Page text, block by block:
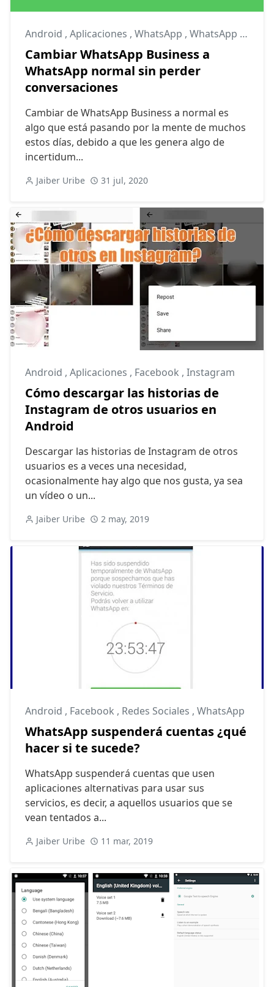
Android , Aplicaciones , WhatsApp , WhatsApp bloqueado
Cambiar WhatsApp Business a
WhatsApp normal sin perder
conversaciones
Cambiar de WhatsApp Business a normal es
algo que está pasando por la mente de muchos
estos días, debido a que les genera algo de
incertidum...
Jaiber Uribe 31 jul, 2020
Android , Aplicaciones , Facebook , Instagram
Cómo descargar las historias de
Instagram de otros usuarios en
Android
Descargar las historias de Instagram de otros
usuarios es a veces una necesidad,
ocasionalmente hay algo que nos gusta, ya sea
un vídeo o un...
Jaiber Uribe 2 may, 2019
Android , Facebook , Redes Sociales , WhatsApp
WhatsApp suspenderá cuentas ¿qué
hacer si te sucede?
WhatsApp suspenderá cuentas que usen
aplicaciones alternativas para usar sus
servicios, es decir, a aquellos usuarios que se
vean tentados a...
Jaiber Uribe 11 mar, 2019